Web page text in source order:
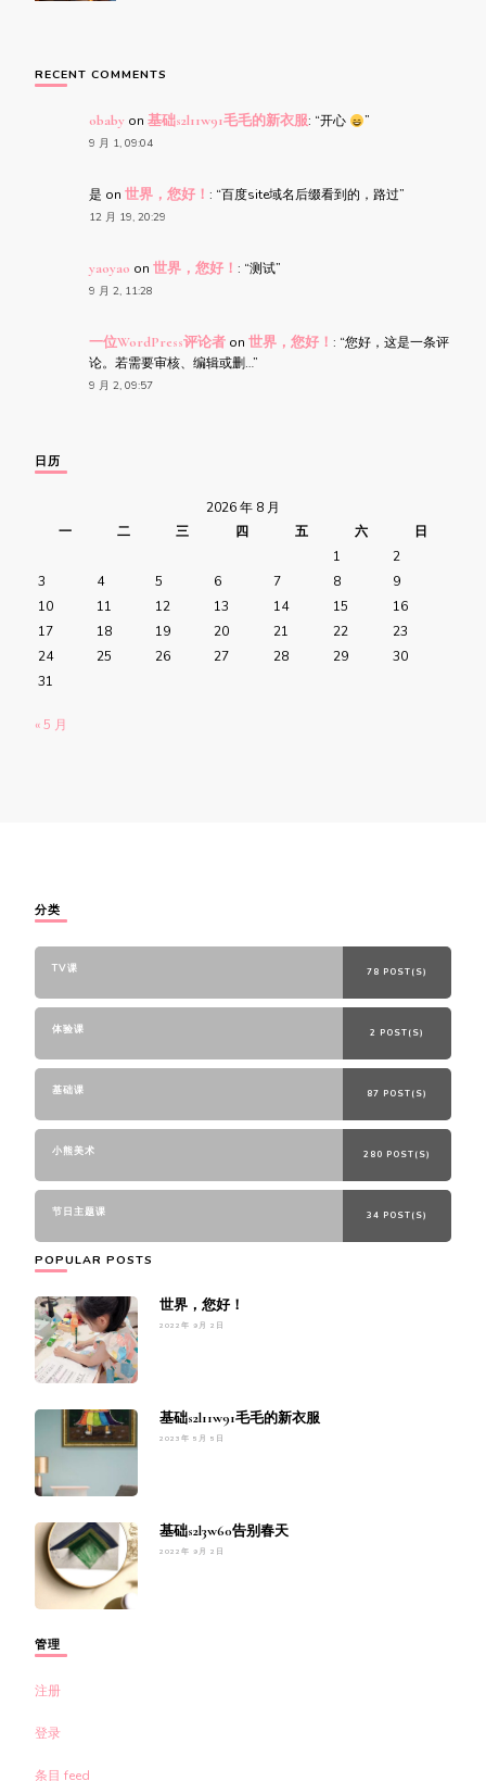
RECENT COMMENTS
obaby on 基础s2l11w91毛毛的新衣服: “开心 ”
9 月 1, 09:04
是 on 世界，您好！ : “百度site域名后缀看到的，路过”
12 月 19, 20:29
yaoyao on 世界，您好！ : “测试”
9 月 2, 11:28
一位WordPress评论者 on 世界，您好！ : “您好，这是一条评
论。若需要审核、编辑或删…”
9 月 2, 09:57
日历
2026 年 8 月
一
二 三 四 五 六
日
1
2
3
4 5 6 7 8
9
10
11 12 13 14 15
16
17
18 19 20 21 22
23
24
25 26 27 28 29
30
31
« 5 月
分类
TV课 78 POST(S)
体验课 2 POST(S)
基础课 87 POST(S)
小熊美术 280 POST(S)
节日主题课 34 POST(S)
POPULAR POSTS
世界，您好！
2022年 9月 2日
基础s2l11w91毛毛的新衣服
2023年 5月 5日
基础s2l3w60告别春天
2022年 9月 2日
管理
注册
登录
条目 feed